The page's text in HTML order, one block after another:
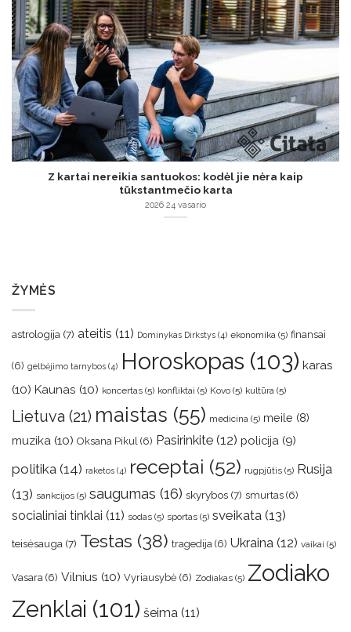
Z kartai nereikia santuokos: kodėl jie nėra kaip
tūkstantmečio karta
2026 24 vasario
ŽYMĖS
astrologija (7) ateitis (11) Dominykas Dirkstys (4) ekonomika (5) finansai
(6) gelbėjimo tarnybos (4) Horoskopas (103) karas
(10) Kaunas (10) koncertas (5) konfliktai (5) Kovo (5) kultūra (5)
Lietuva (21) maistas (55) medicina (5) meile (8)
muzika (10) Oksana Pikul (6) Pasirinkite (12) policija (9)
politika (14) raketos (4) receptai (52) rugpjūtis (5) Rusija
(13) sankcijos (5) saugumas (16) skyrybos (7) smurtas (6)
socialiniai tinklai (11) sodas (5) sportas (5) sveikata (13)
teisėsauga (7) Testas (38) tragedija (6) Ukraina (12) vaikai (5)
Vasara (6) Vilnius (10) Vyriausybė (6) Zodiakas (5) Zodiako
Zenklai (101) šeima (11)